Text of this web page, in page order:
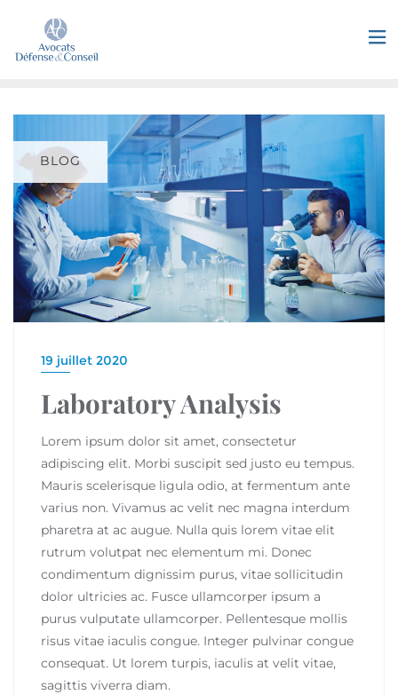
BLOG
19 juillet 2020
Laboratory Analysis
Lorem ipsum dolor sit amet, consectetur
adipiscing elit. Morbi suscipit sed justo eu tempus.
Mauris scelerisque ligula odio, at fermentum ante
varius non. Vivamus ac velit nec magna interdum
pharetra at ac augue. Nulla quis lorem vitae elit
rutrum volutpat nec elementum mi. Donec
condimentum dignissim purus, vitae sollicitudin
dolor ultricies ac. Fusce ullamcorper ipsum a
purus vulputate ullamcorper. Pellentesque mollis
risus vitae iaculis congue. Integer pulvinar congue
consequat. Ut lorem turpis, iaculis at velit vitae,
sagittis viverra diam.